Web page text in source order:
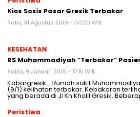
Kios Sosis Pasar Gresik Terbakar
Rabu, 31 Agustus 2016 - 00:20 WIB
KESEHATAN
RS Muhammadiyah “Terbakar”
Sabtu, 9 Januari 2016 - 17:15 WIB
Kabargresik_ Rumah sakit
(9/1) kelihatan terbakar. Kebakaran
yang berada di Jl Kh Kholil Gresik.
Peristiwa